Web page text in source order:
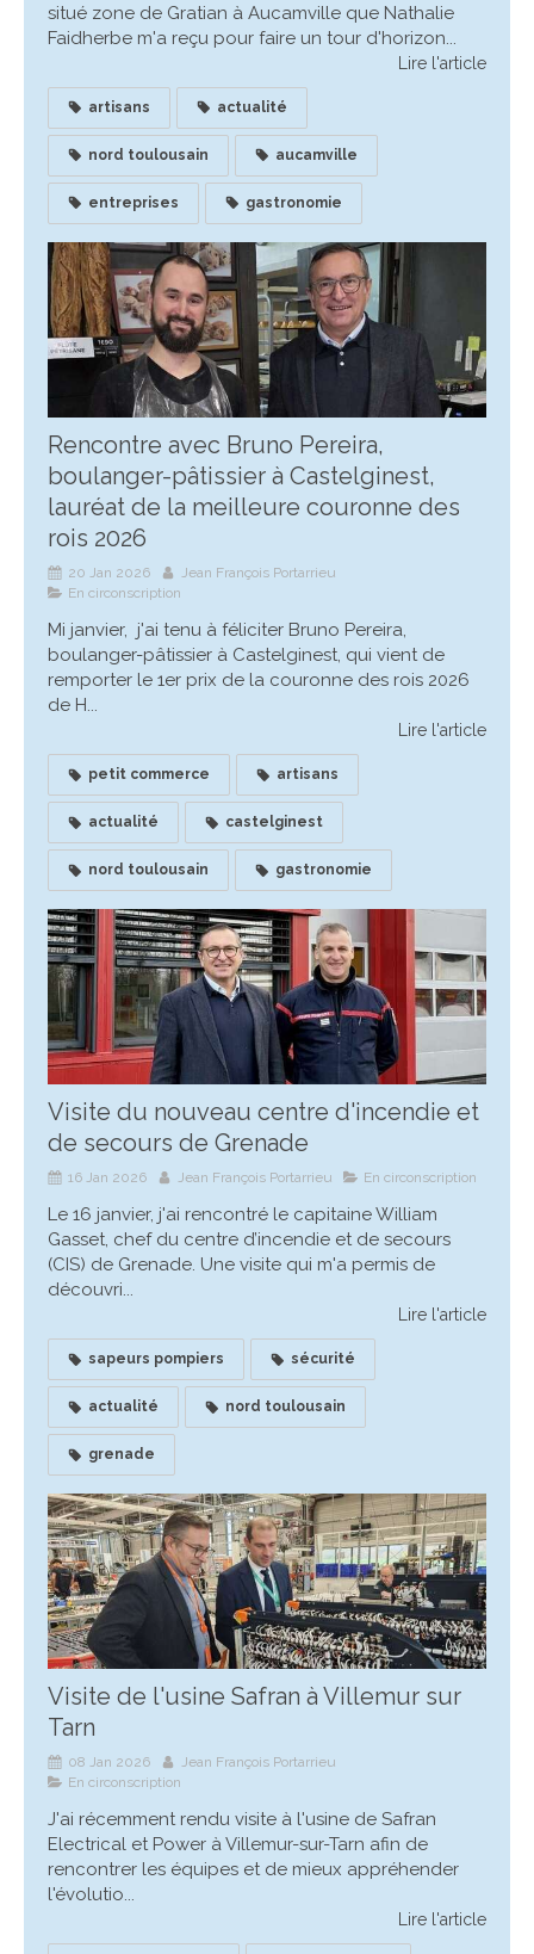
situé zone de Gratian à Aucamville que Nathalie
Faidherbe m'a reçu pour faire un tour d'horizon...
Lire l'article
artisans actualité
nord toulousain aucamville
entreprises gastronomie
Rencontre avec Bruno Pereira,
boulanger-pâtissier à Castelginest,
lauréat de la meilleure couronne des
rois 2026
20 Jan 2026
Jean François Portarrieu
En circonscription
Mi janvier, j'ai tenu à féliciter Bruno Pereira,
boulanger-pâtissier à Castelginest, qui vient de
remporter le 1er prix de la couronne des rois 2026
de H...
Lire l'article
petit commerce artisans
actualité castelginest
nord toulousain gastronomie
Visite du nouveau centre d'incendie et
de secours de Grenade
16 Jan 2026 Jean François Portarrieu En circonscription
Le 16 janvier, j'ai rencontré le capitaine William
Gasset, chef du centre d’incendie et de secours
(CIS) de Grenade. Une visite qui m'a permis de
découvri...
Lire l'article
sapeurs pompiers sécurité
actualité nord toulousain
grenade
Visite de l'usine Safran à Villemur sur
Tarn
08 Jan 2026
Jean François Portarrieu
En circonscription
J'ai récemment rendu visite à l'usine de Safran
Electrical et Power à Villemur-sur-Tarn afin de
rencontrer les équipes et de mieux appréhender
l'évolutio...
Lire l'article